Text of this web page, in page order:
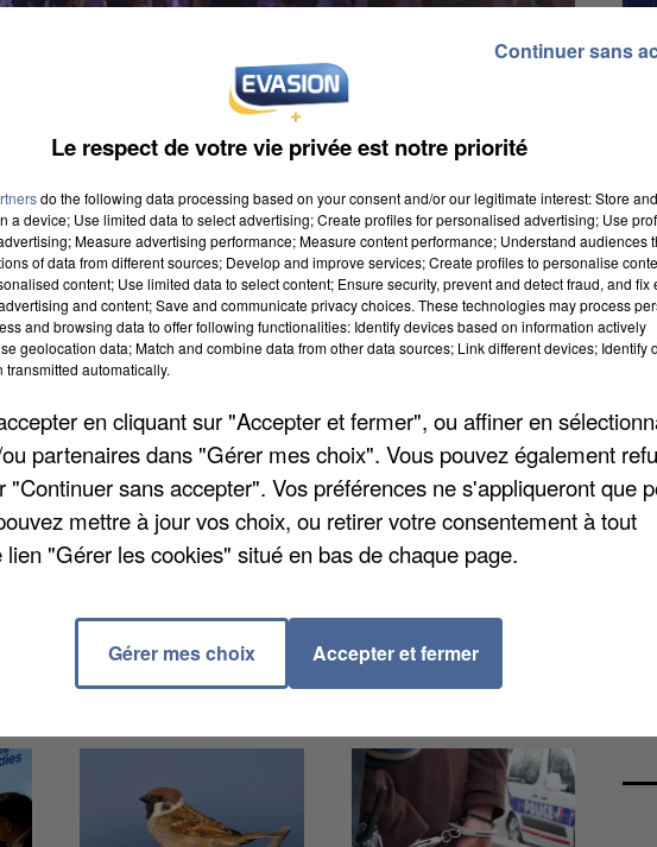
l'Oise la semaine prochaine ! Il a annoncé sa venue
pour l'instant, comme à son habitude, n'a pas encore
secret jusqu'au dernier moment pour ne pas attirer
fois, il s'était produit dans une propriété privée d'Arsy.
Le respect de votre vie privée est notre priorité
do the following data processing based on your consent and/or our legitimate interest: Store
a device; Use limited data to select advertising; Create profiles for personalised advertising; Use
Measure advertising performance; Measure content performance; Understand audiences
of data from different sources; Develop and improve services; Create profiles to personalise
content; Use limited data to select content; Ensure security, prevent and detect fraud, and fix
and content; Save and communicate privacy choices. These technologies may process
and browsing data to offer following functionalities: Identify devices based on information actively
geolocation data; Match and combine data from other data sources; Link different devices; Identify
automatically.
en cliquant sur "Accepter et fermer", ou affiner en
partenaires dans "Gérer mes choix". Vous pouvez également
"Continuer sans accepter". Vos préférences ne s'appliqueront que
mettre à jour vos choix, ou retirer votre consentement à tout
"Gérer les cookies" situé en bas de chaque page.
Gérer mes choix Accepter et fermer
Continuer sans